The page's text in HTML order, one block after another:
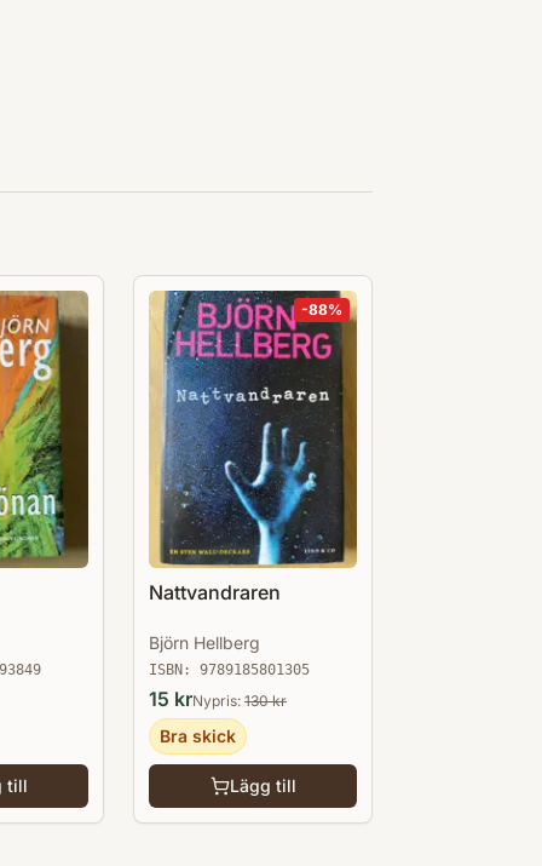
till
-88%
Nattvandraren
Björn Hellberg
ISBN: 9789185801305
15 krNypris: 130kr
Bra skick
Lägg till